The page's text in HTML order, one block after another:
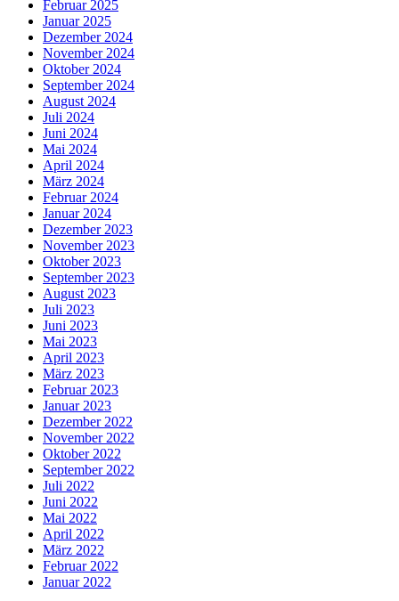
Februar 2025
Januar 2025
Dezember 2024
November 2024
Oktober 2024
September 2024
August 2024
Juli 2024
Juni 2024
Mai 2024
April 2024
März 2024
Februar 2024
Januar 2024
Dezember 2023
November 2023
Oktober 2023
September 2023
August 2023
Juli 2023
Juni 2023
Mai 2023
April 2023
März 2023
Februar 2023
Januar 2023
Dezember 2022
November 2022
Oktober 2022
September 2022
Juli 2022
Juni 2022
Mai 2022
April 2022
März 2022
Februar 2022
Januar 2022